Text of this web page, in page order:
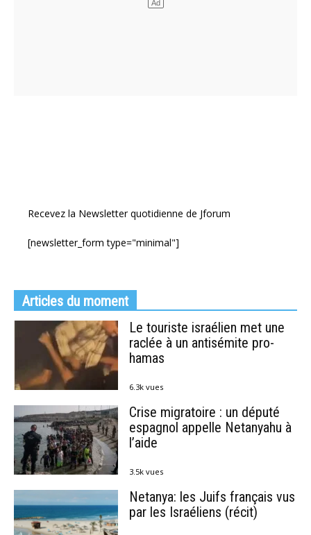
Recevez la Newsletter quotidienne de Jforum
[newsletter_form type="minimal"]
Articles du moment
Le touriste israélien met une
raclée à un antisémite pro-
hamas
6.3k vues
Crise migratoire : un député
espagnol appelle Netanyahu à
l’aide
3.5k vues
Netanya: les Juifs français vus
par les Israéliens (récit)